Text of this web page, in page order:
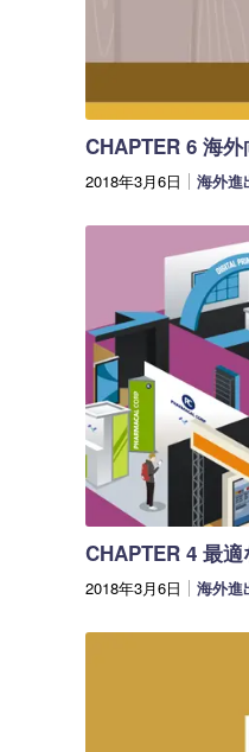
CHAPTER 6 海
2018年3月6日 海外進
CHAPTER 4 最
2018年3月6日 海外進